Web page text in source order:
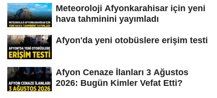
Meteoroloji Afyonkarahisar için yeni
hava tahminini yayımladı
Afyon'da yeni otobüslere erişim testi
Afyon Cenaze İlanları 3 Ağustos
2026: Bugün Kimler Vefat Etti?